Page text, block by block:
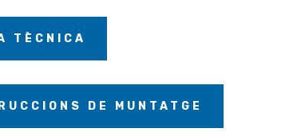
TÈCNICA
DE MUNTATGE